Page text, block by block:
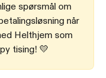
spørsmål om
når
Helthjem som
tising! 💛